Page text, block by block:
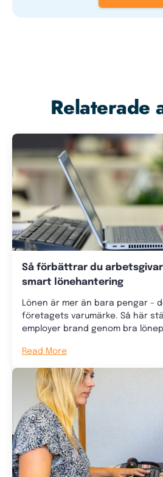
Relaterade
Så förbättrar du
smart lönehantering
Lönen är mer än bara pengar –
företagets varumärke. Så här
employer brand genom bra
Read More